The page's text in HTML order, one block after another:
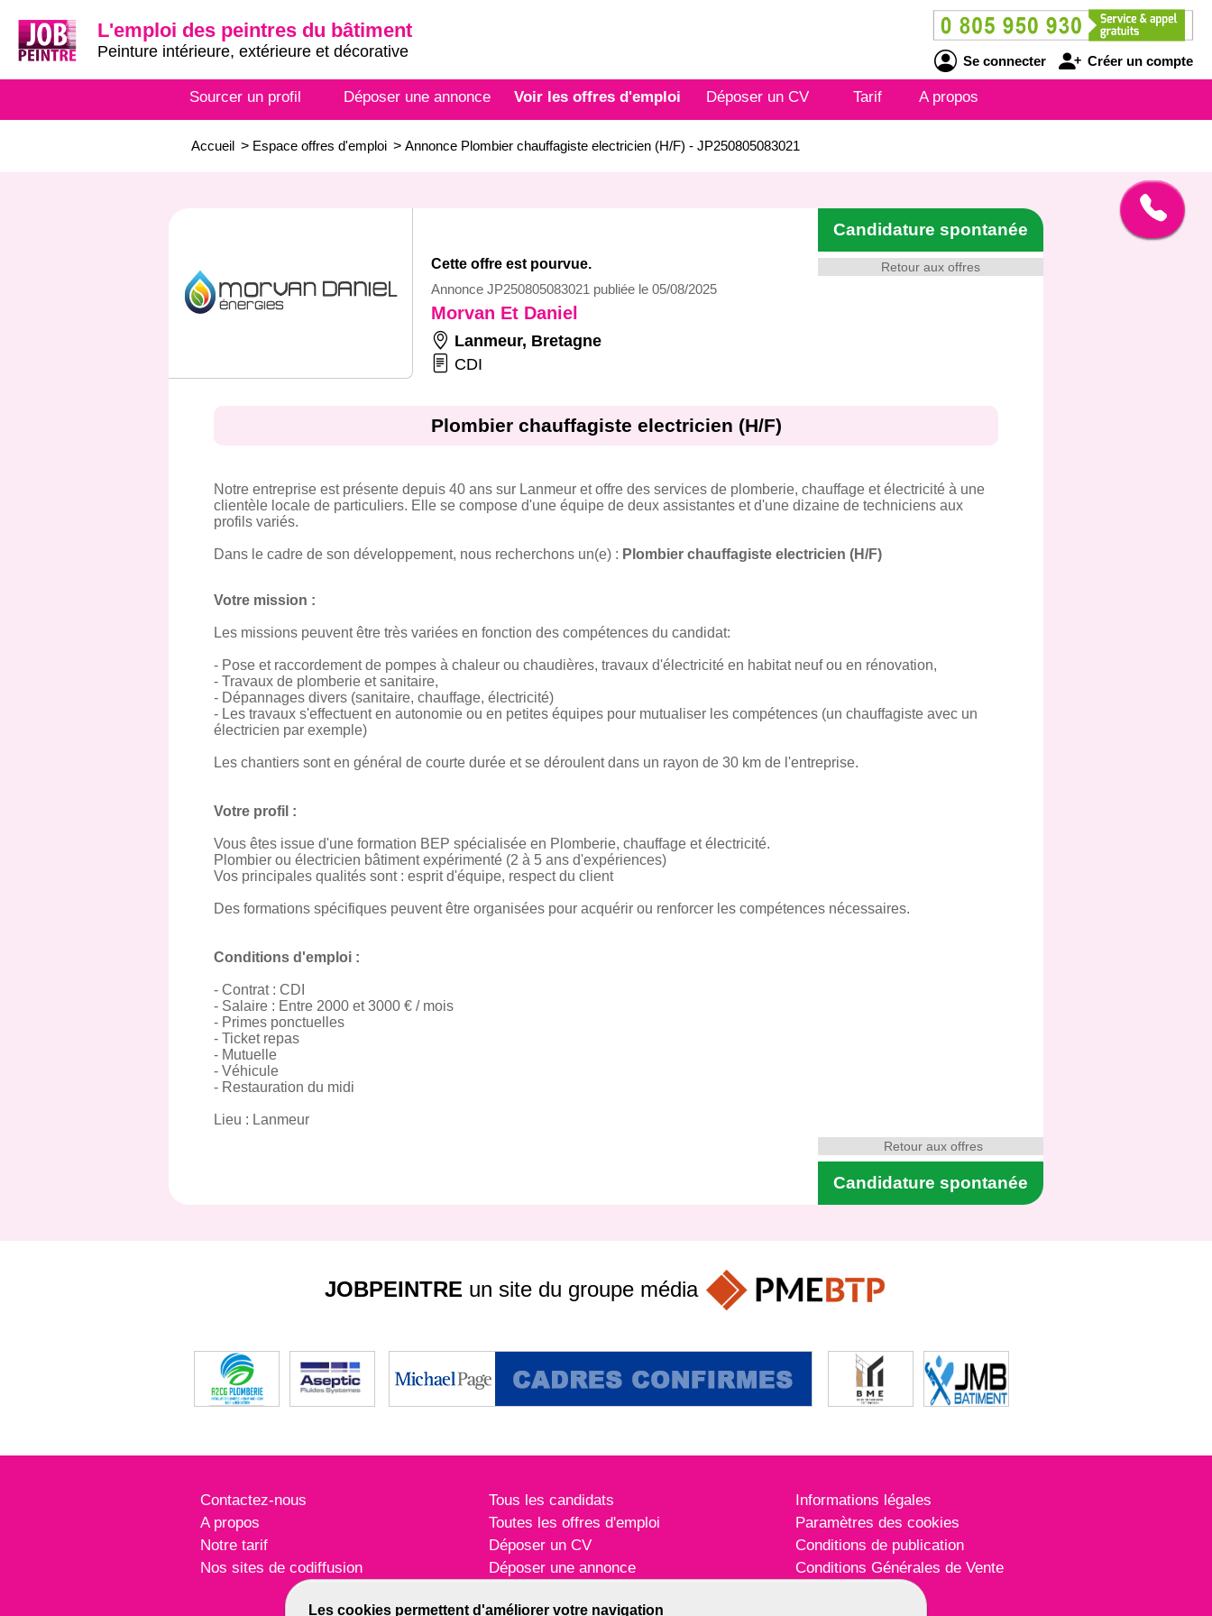
L'emploi des peintres du bâtiment
Peinture intérieure, extérieure et décorative
Se connecter Créer un compte
Sourcer un profil Déposer une annonce Voir les offres d'emploi Déposer un CV Tarif A propos
Accueil > Espace offres d'emploi > Annonce Plombier chauffagiste electricien (H/F) - JP250805083021
Retour aux offres
Candidature spontanée
Cette offre est pourvue.
Annonce JP250805083021 publiée le 05/08/2025
Morvan Et Daniel
Lanmeur, Bretagne
CDI
Plombier chauffagiste electricien (H/F)
Notre entreprise est présente depuis 40 ans sur Lanmeur et offre des services de plomberie, chauffage et électricité à une
clientèle locale de particuliers. Elle se compose d'une équipe de deux assistantes et d'une dizaine de techniciens aux
profils variés.
Dans le cadre de son développement, nous recherchons un(e) : Plombier chauffagiste electricien (H/F)
Votre mission :
Les missions peuvent être très variées en fonction des compétences du candidat:
- Pose et raccordement de pompes à chaleur ou chaudières, travaux d'électricité en habitat neuf ou en rénovation,
- Travaux de plomberie et sanitaire,
- Dépannages divers (sanitaire, chauffage, électricité)
- Les travaux s'effectuent en autonomie ou en petites équipes pour mutualiser les compétences (un chauffagiste avec un
électricien par exemple)
Les chantiers sont en général de courte durée et se déroulent dans un rayon de 30 km de l'entreprise.
Votre profil :
Vous êtes issue d'une formation BEP spécialisée en Plomberie, chauffage et électricité.
Plombier ou électricien bâtiment expérimenté (2 à 5 ans d'expériences)
Vos principales qualités sont : esprit d'équipe, respect du client
Des formations spécifiques peuvent être organisées pour acquérir ou renforcer les compétences nécessaires.
Conditions d'emploi :
- Contrat : CDI
- Salaire : Entre 2000 et 3000 € / mois
- Primes ponctuelles
- Ticket repas
- Mutuelle
- Véhicule
- Restauration du midi
Lieu : Lanmeur
Candidature spontanée
Retour aux offres
Les cookies permettent d'améliorer votre navigation
JOBPEINTRE un site du groupe média
Contactez-nous
A propos
Notre tarif
Nos sites de codiffusion
Tous les candidats
Toutes les offres d'emploi
Déposer un CV
Déposer une annonce
Informations légales
Paramètres des cookies
Conditions de publication
Conditions Générales de Vente